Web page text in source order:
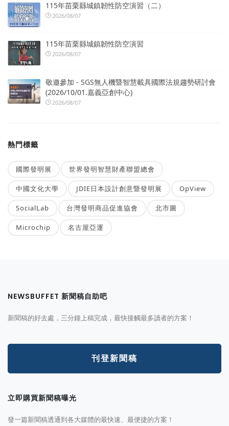
115年苗栗縣城鎮韌性防空演習（二）
2026/08/07
115年苗栗縣城鎮韌性防空演習
2026/08/07
敬邀參加 - SGS無人機暨智慧載具國際法規趨勢研討會
(2026/10/01.嘉義亞創中心)
2026/08/07
熱門標籤
國際發明展 世界發明智慧財產聯盟總會
中國文化大學 JDIE日本設計創意暨發明展 OpView
SocialLab 台灣發明商品促進協會 北市圖
Microchip 名古屋亞運
NEWSBUFFET 新聞稿自助吧
新聞稿的好去處，三分鐘上稿完成，最快接觸最多讀者的方案！
刊登新聞稿
立即購買新聞稿曝光
發一篇新聞稿透通到各大媒體的最快速、最便捷的方案！